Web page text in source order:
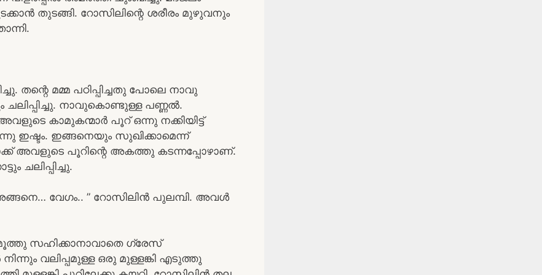
തുടങ്ങി. റോസിലിന്റെ ശരീരം മുഴുവനും
തന്റെ മമ്മ പഠിപ്പിച്ചതു പോലെ നാവു
ചലിപ്പിച്ചു. നാവുകൊണ്ടുള്ള പണ്ണൽ.
കാമുകന്മാർ പൂറ് ഒന്നു നക്കിയിട്ട്
ഇഷ്ടം. ഇങ്ങനെയും സുഖിക്കാമെന്ന്
അവളുടെ പൂറിന്റെ അകത്തു കടന്നപ്പോഴാണ്.
ചലിപ്പിച്ചു.
വേഗം.. ” റോസിലിൻ പുലമ്പി. അവൾ
സഹിക്കാനാവാതെ ഗ്രേസ്
വലിപ്പമുള്ള ഒരു മുള്ളങ്കി എടുത്തു